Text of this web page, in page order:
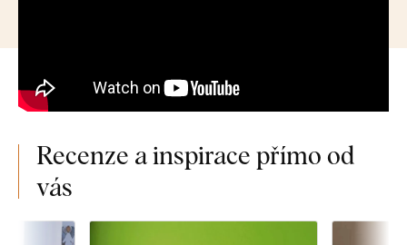
Recenze a inspirace přímo od
vás